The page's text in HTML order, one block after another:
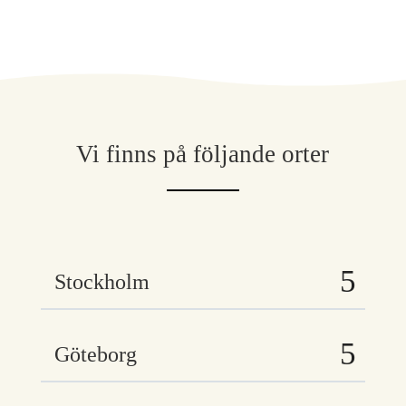
Vi finns på följande orter
Stockholm
Göteborg